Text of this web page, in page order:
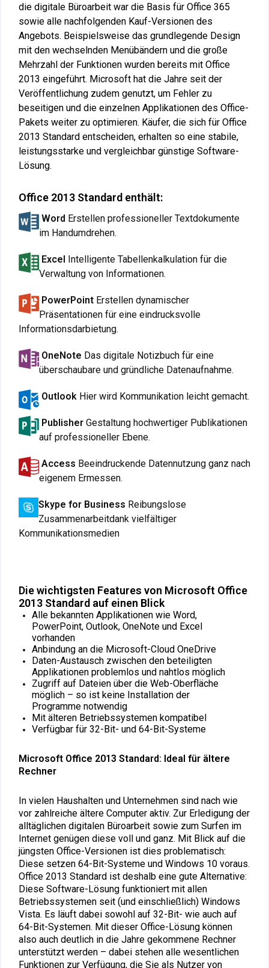
die digitale Büroarbeit war die Basis für Office 365
sowie alle nachfolgenden Kauf-Versionen des
Angebots. Beispielsweise das grundlegende Design
mit den wechselnden Menübändern und die große
Mehrzahl der Funktionen wurden bereits mit Office
2013 eingeführt. Microsoft hat die Jahre seit der
Veröffentlichung zudem genutzt, um Fehler zu
beseitigen und die einzelnen Applikationen des Office-
Pakets weiter zu optimieren. Käufer, die sich für Office
2013 Standard entscheiden, erhalten so eine stabile,
leistungsstarke und vergleichbar günstige Software-
Lösung.
Office 2013 Standard enthält:
Word Erstellen professioneller Textdokumente
im Handumdrehen.
Excel Intelligente Tabellenkalkulation für die
Verwaltung von Informationen.
PowerPoint Erstellen dynamischer
Präsentationen für eine eindrucksvolle
Informationsdarbietung.
OneNote Das digitale Notizbuch für eine
überschaubare und gründliche Datenaufnahme.
Outlook Hier wird Kommunikation leicht gemacht.
Publisher Gestaltung hochwertiger Publikationen
auf professioneller Ebene.
Access Beeindruckende Datennutzung ganz nach
eigenem Ermessen.
Skype for Business Reibungslose
Zusammenarbeitdank vielfältiger
Kommunikationsmedien
Die wichtigsten Features von Microsoft Office
2013 Standard auf einen Blick
Alle bekannten Applikationen wie Word,
PowerPoint, Outlook, OneNote und Excel
vorhanden
Anbindung an die Microsoft-Cloud OneDrive
Daten-Austausch zwischen den beteiligten
Applikationen problemlos und nahtlos möglich
Zugriff auf Dateien über die Web-Oberfläche
möglich – so ist keine Installation der
Programme notwendig
Mit älteren Betriebssystemen kompatibel
Verfügbar für 32-Bit- und 64-Bit-Systeme
Microsoft Office 2013 Standard: Ideal für ältere
Rechner
In vielen Haushalten und Unternehmen sind nach wie
vor zahlreiche ältere Computer aktiv. Zur Erledigung der
alltäglichen digitalen Büroarbeit sowie zum Surfen im
Internet genügen diese voll und ganz. Mit Blick auf die
jüngsten Office-Versionen ist dies problematisch:
Diese setzen 64-Bit-Systeme und Windows 10 voraus.
Office 2013 Standard ist deshalb eine gute Alternative:
Diese Software-Lösung funktioniert mit allen
Betriebssystemen seit (und einschließlich) Windows
Vista. Es läuft dabei sowohl auf 32-Bit- wie auch auf
64-Bit-Systemen. Mit dieser Office-Lösung können
also auch deutlich in die Jahre gekommene Rechner
unterstützt werden – dabei stehen alle wesentlichen
Funktionen zur Verfügung, die Sie als Nutzer von